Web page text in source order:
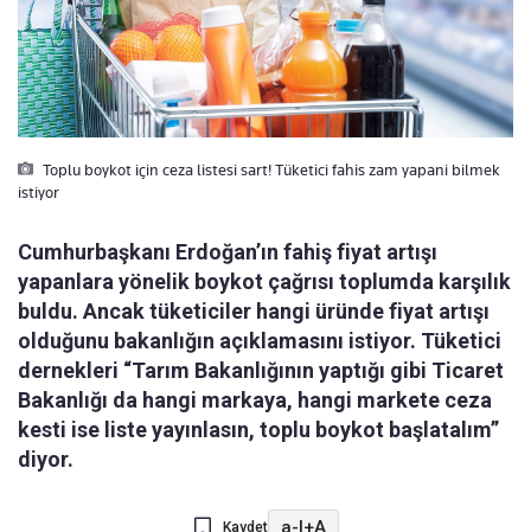
Toplu boykot için ceza listesi sart! Tüketici fahis zam yapani bilmek
istiyor
Cumhurbaşkanı Erdoğan’ın fahiş fiyat artışı
yapanlara yönelik boykot çağrısı toplumda karşılık
buldu. Ancak tüketiciler hangi üründe fiyat artışı
olduğunu bakanlığın açıklamasını istiyor. Tüketici
dernekleri “Tarım Bakanlığının yaptığı gibi Ticaret
Bakanlığı da hangi markaya, hangi markete ceza
kesti ise liste yayınlasın, toplu boykot başlatalım”
diyor.
Kaydet a-|+A